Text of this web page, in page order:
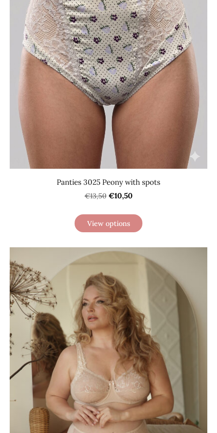
Panties 3025 Peony with spots
€13,50 €10,50
View options